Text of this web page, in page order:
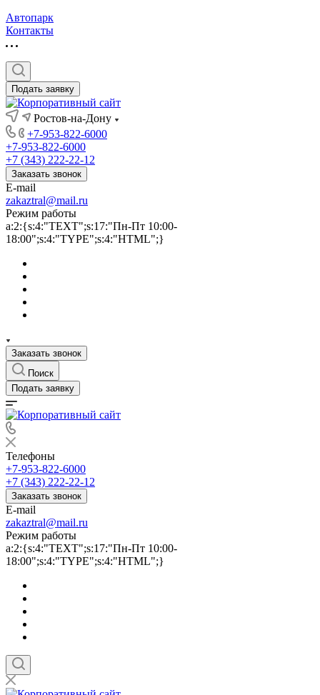
Автопарк
Контакты
Подать заявку
Ростов-на-Дону
+7-953-822-6000
+7-953-822-6000
+7 (343) 222-22-12
Заказать звонок
E-mail
zakaztral@mail.ru
Режим работы
a:2:{s:4:"TEXT";s:17:"Пн-Пт 10:00-
18:00";s:4:"TYPE";s:4:"HTML";}
Заказать звонок
Поиск
Подать заявку
Телефоны
+7-953-822-6000
+7 (343) 222-22-12
Заказать звонок
E-mail
zakaztral@mail.ru
Режим работы
a:2:{s:4:"TEXT";s:17:"Пн-Пт 10:00-
18:00";s:4:"TYPE";s:4:"HTML";}